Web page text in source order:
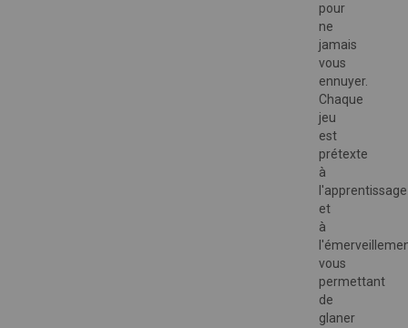
pour
ne
jamais
vous
ennuyer.
Chaque
jeu
est
prétexte
à
l'apprentissage
et
à
vous
permettant
de
glaner